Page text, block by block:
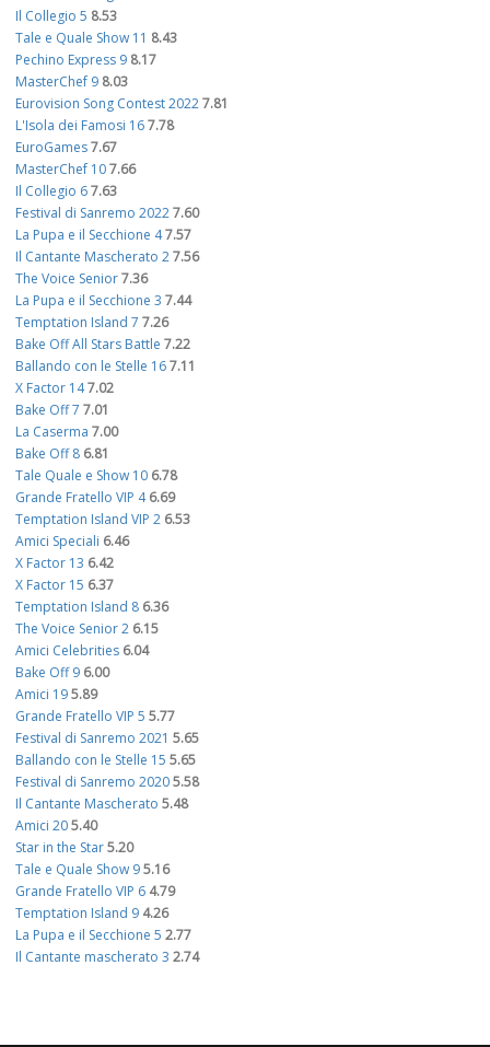
Il Collegio 5 8.53
Tale e Quale Show 11 8.43
Pechino Express 9 8.17
MasterChef 9 8.03
Eurovision Song Contest 20227.81
L'Isola dei Famosi 167.78
EuroGames7.67
MasterChef 107.66
Il Collegio 67.63
Festival di Sanremo 20227.60
La Pupa e il Secchione 47.57
Il Cantante Mascherato 27.56
The Voice Senior7.36
La Pupa e il Secchione 3 7.44
Temptation Island 7 7.26
Bake Off All Stars Battle 7.22
Ballando con le Stelle 167.11
X Factor 147.02
Bake Off 7 7.01
La Caserma 7.00
Bake Off 8 6.81
Tale Quale e Show 10 6.78
Grande Fratello VIP 4 6.69
Temptation Island VIP 2 6.53
Amici Speciali 6.46
X Factor 13 6.42
X Factor 15 6.37
Temptation Island 8 6.36
The Voice Senior 2 6.15
Amici Celebrities 6.04
Bake Off 9 6.00
Amici 195.89
Grande Fratello VIP 5 5.77
Festival di Sanremo 2021 5.65
Ballando con le Stelle 15 5.65
Festival di Sanremo 20205.58
Il Cantante Mascherato 5.48
Amici 205.40
Star in the Star5.20
Tale e Quale Show 95.16
Grande Fratello VIP 6 4.79
Temptation Island 9 4.26
La Pupa e il Secchione 5 2.77
Il Cantante mascherato 3 2.74